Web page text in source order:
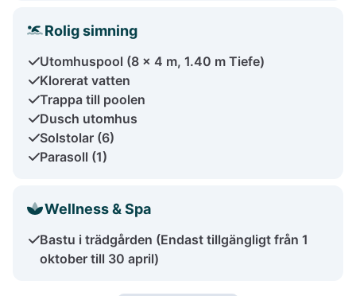
Rolig simning
Utomhuspool (8 x 4 m, 1.40 m Tiefe)
Klorerat vatten
Trappa till poolen
Dusch utomhus
Solstolar (6)
Parasoll (1)
Wellness & Spa
Bastu i trädgården (Endast tillgängligt från 1
oktober till 30 april)